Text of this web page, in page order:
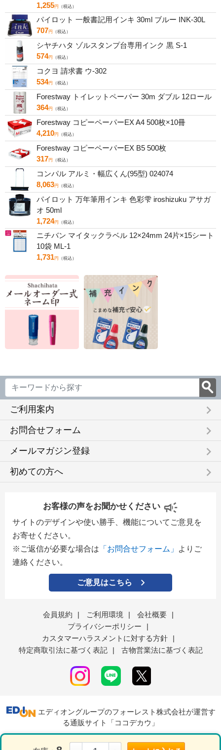
1,255円 （税込）
パイロット 一般書記用インキ 30ml ブルー INK-30L
707円 （税込）
シヤチハタ ゾルスタンプ台専用インク 黒 S-1
574円 （税込）
コクヨ 請求書 ウ-302
534円 （税込）
Forestway トイレットペーパー 30m ダブル 12ロール
364円 （税込）
Forestway コピーペーパーEX A4 500枚×10冊
4,210円 （税込）
Forestway コピーペーパーEX B5 500枚
317円 （税込）
コンパル アルミ・幅広くん(95型) 024074
8,063円 （税込）
パイロット 万年筆用インキ 色彩雫 iroshizuku アサガ
オ 50ml
1,724円 （税込）
ニチバン マイタックラベル 12×24mm 24片×15シート
10袋 ML-1
1,731円 （税込）
ご利用案内 keyboard_arrow_right
お問合せフォーム keyboard_arrow_right
メールマガジン登録 keyboard_arrow_right
初めての方へ keyboard_arrow_right
お客様の声をお聞かせください
サイトのデザインや使い勝手、機能についてご意見を
お寄せください。
※ご返信が必要な場合は 「お問合せフォーム」
よりご
連絡ください。
ご意見はこちら
会員規約 | ご利用環境 | 会社概要
|
プライバシーポリシー
|
カスタマーハラスメントに対する方針
|
特定商取引法に基づく表記
| 古物営業法に基づく表記
エディオングループのフォーレスト株式会社が運営す
る通販サイト「ココデカウ」